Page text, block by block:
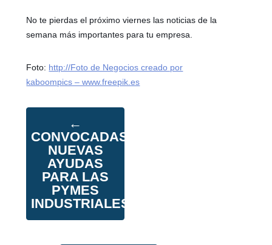
No te pierdas el próximo viernes las noticias de la
semana más importantes para tu empresa.
Foto: http://Foto de Negocios creado por
kaboompics – www.freepik.es
←
CONVOCADAS
NUEVAS
AYUDAS
PARA LAS
PYMES
INDUSTRIALES